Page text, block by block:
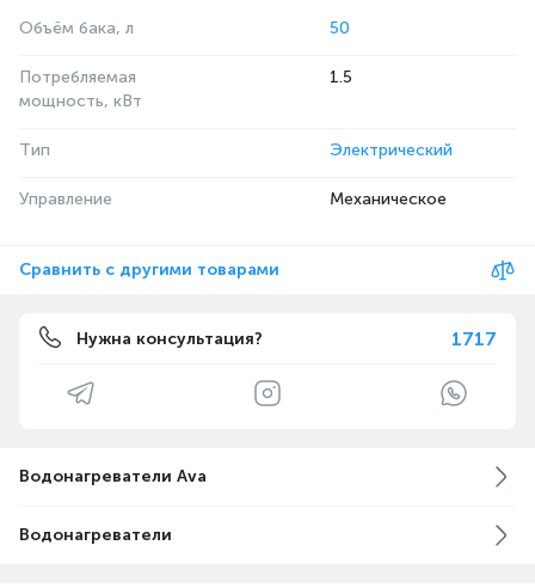
Объём бака, л 50
Потребляемая
мощность, кВт
1.5
Тип Электрический
Управление Механическое
Сравнить с другими товарами
Нужна консультация? 1717
Водонагреватели Ava
Водонагреватели